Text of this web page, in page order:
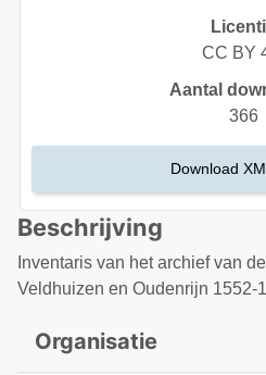
Beschrijving
Inventaris van het archief van
Veldhuizen en Oudenrijn 1552-
Organisatie
CC BY
Aantal
366
Download